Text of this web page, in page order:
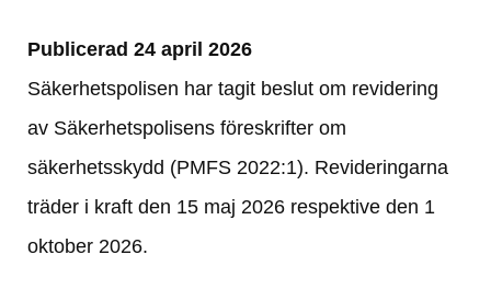
Publicerad 24 april 2026
Säkerhetspolisen har tagit beslut om revidering
av Säkerhetspolisens föreskrifter om
säkerhetsskydd (PMFS 2022:1). Revideringarna
träder i kraft den 15 maj 2026 respektive den 1
oktober 2026.